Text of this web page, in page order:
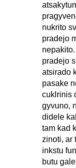
nukrito
pradejo
pradejo
atsirado
pasake
cuklrinis
gyvuno,
didele
tam kad
zinoti, ar
inkstu
butu